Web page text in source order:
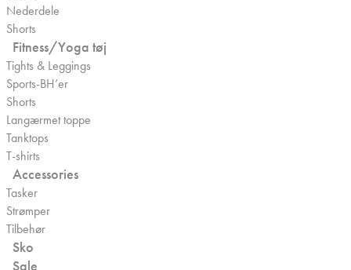
Nederdele
Shorts
Fitness/Yoga tøj
Tights & Leggings
Sports-BH’er
Shorts
Langærmet toppe
Tanktops
T-shirts
Accessories
Tasker
Strømper
Tilbehør
Sko
Sale